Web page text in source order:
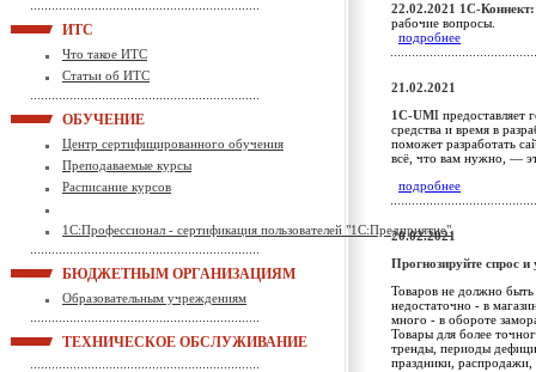
ИТС
Что такое ИТС
Статьи об ИТС
ОБУЧЕНИЕ
Центр сертифицированного обучения
Преподаваемые курсы
Расписание курсов
1С:Профессионал - сертификация пользователей "1С:Предприятие"
БЮДЖЕТНЫМ ОРГАНИЗАЦИЯМ
Образовательным учреждениям
ТЕХНИЧЕСКОЕ ОБСЛУЖИВАНИЕ
22.02.2021 1С-Коннект:
рабочие вопросы.
подробнее
21.02.2021
1С-UMI предоставляет
средства и время в
поможет разработать
всё, что вам нужно, —
подробнее
20.02.2021
Прогнозируйте спрос и
Товаров не должно
недостаточно - в
много - в обороте
Товары для более
тренды, периоды
праздники, распродажи,